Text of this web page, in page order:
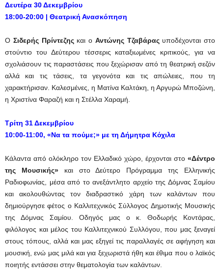
Δευτέρα 30 Δεκεμβρίου
18:00-20:00 | Θεατρική Ανασκόπηση
Ο Σιδερής Πρίντεζηςκαι ο Αντώνης Τζαβάραςυποδέχονται στο
στούντιο του Δεύτερου τέσσερις καταξιωμένες κριτικούς, για να
σχολιάσουν τις παραστάσεις που ξεχώρισαν από τη θεατρική σεζόν
αλλά και τις τάσεις, τα γεγονότα και τις απώλειες, που τη
χαρακτήρισαν. Καλεσμένες, η Ματίνα Καλτάκη, η Αργυρώ Μποζώνη,
η Χριστίνα Φαραζή και η Στέλλα Χαραμή.
Τρίτη 31 Δεκεμβρίου
10:00-11:00, «Να τα πούμε;» με τη Δήμητρα Κόχιλα
Κάλαντα από ολόκληρο τον Ελλαδικό χώρο, έρχονται στο «Δέντρο
της Μουσικής»και στο Δεύτερο Πρόγραμμα της Ελληνικής
Ραδιοφωνίας, μέσα από το ανεξάντλητο αρχείο της Δόμνας Σαμίου
και ακολουθώντας τον διαδραστικό χάρη των καλάντων που
δημιούργησε φέτος ο Καλλιτεχνικός Σύλλογος Δημοτικής Μουσικής
της Δόμνας Σαμίου. Οδηγός μας ο κ. Θοδωρής Κοντάρας,
φιλόλογος και μέλος του Καλλιτεχνικού Συλλόγου, που μας ξεναγεί
στους τόπους, αλλά και μας εξηγεί τις παραλλαγές σε αφήγηση και
μουσική, ενώ μας μιλά και για ξεχωριστά ήθη και έθιμα που ο λαϊκός
ποιητής εντάσσει στην θεματολογία των καλάντων.